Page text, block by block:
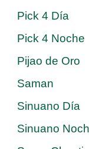
Pick 4 Día
Pick 4 Noche
Pijao de Oro
Saman
Sinuano Día
Sinuano